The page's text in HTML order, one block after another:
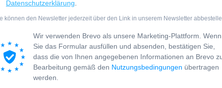
Datenschutzerklärung
können den Newsletter jederzeit über den Link in unserem Newsletter
Wir verwenden Brevo als unsere Marketing-Plattform. Wenn
Sie das Formular ausfüllen und absenden, bestätigen Sie,
dass die von Ihnen angegebenen Informationen an Brevo
Bearbeitung gemäß den Nutzungsbedingungen übertragen
werden.